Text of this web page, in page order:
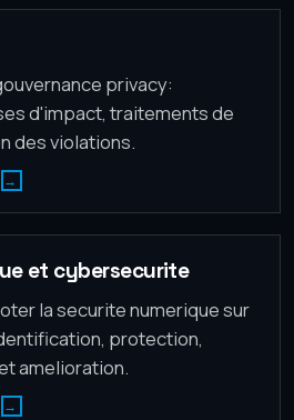
privacy:
d'impact, traitements de
des violations.
et cybersecurite
la securite numerique sur
protection,
amelioration.